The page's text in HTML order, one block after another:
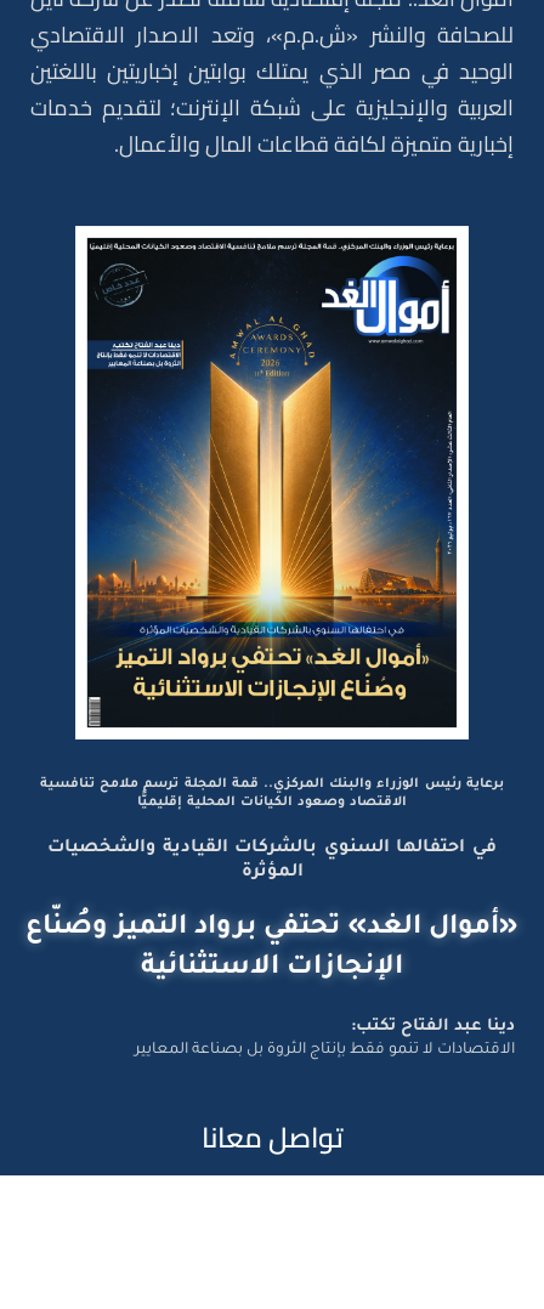
للصحافة والنشر «ش.م.م»، وتعد الاصدار الاقتصادي
الوحيد في مصر الذي يمتلك بوابتين إخباريتين باللغتين
العربية والإنجليزية على شبكة الإنترنت؛ لتقديم خدمات
إخبارية متميزة لكافة قطاعات المال والأعمال.
برعاية رئيس الوزراء والبنك المركزي.. قمة المجلة ترسم ملامح تنافسية
الاقتصاد وصعود الكيانات المحلية إقليميًّا
في احتفالها السنوي بالشركات القيادية والشخصيات
المؤثرة
«أموال الغد» تحتفي برواد التميز وصُنّاع
الإنجازات الاستثنائية
دينا عبد الفتاح تكتب:
الاقتصادات لا تنمو فقط بإنتاج الثروة بل بصناعة المعايير
تواصل معانا